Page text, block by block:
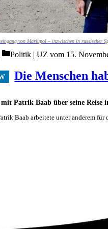
von Mariupol – inzwischen in russischer
Patrik Baab über seine Reise
Die Menschen
Categories
Politik | UZ vom 15.
Baab arbeitete unter anderem